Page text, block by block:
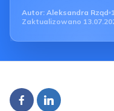
Autor:Aleksandra Rząd
Zaktualizowano